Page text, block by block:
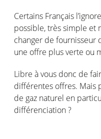
Certains Français
possible, très simple et
changer de fournisseur
une offre plus verte ou
Libre à vous donc de
différentes offres. Mais
de gaz naturel en
différenciation ?